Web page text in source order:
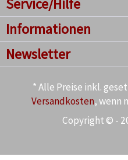
Service/Hilfe
Informationen
Newsletter
* Alle Preise inkl.
Versandkosten, wenn
Copyright © -